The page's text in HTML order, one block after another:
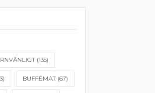
(135)
BUFFÉMAT(67)